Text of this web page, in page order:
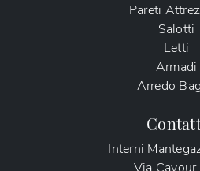
Pareti
Salotti
Letti
Armadi
Arredo
Interni